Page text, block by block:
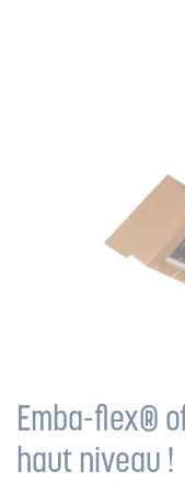
Emba-flex®
haut niveau !